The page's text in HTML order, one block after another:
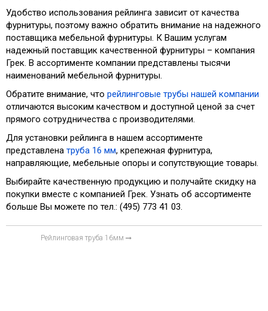
Удобство использования рейлинга зависит от качества
фурнитуры, поэтому важно обратить внимание на надежного
поставщика мебельной фурнитуры. К Вашим услугам
надежный поставщик качественной фурнитуры – компания
Грек. В ассортименте компании представлены тысячи
наименований мебельной фурнитуры.
Обратите внимание, что рейлинговые трубы нашей компании
отличаются высоким качеством и доступной ценой за счет
прямого сотрудничества с производителями.
Для установки рейлинга в нашем ассортименте
представлена труба 16 мм, крепежная фурнитура,
направляющие, мебельные опоры и сопутствующие товары.
Выбирайте качественную продукцию и получайте скидку на
покупки вместе с компанией Грек. Узнать об ассортименте
больше Вы можете по тел.: (495) 773 41 03.
Рейлинговая труба 16мм